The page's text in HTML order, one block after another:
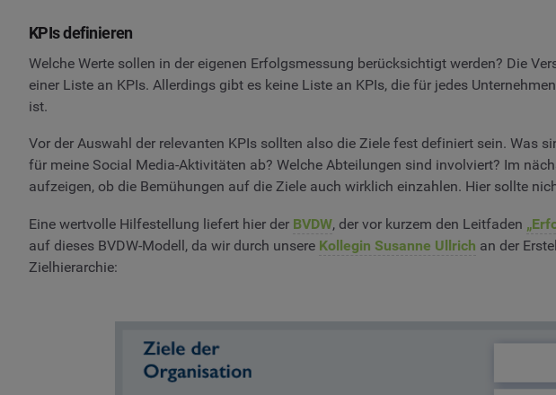
KPIs definieren
Welche Werte sollen in der eigenen Erfolgsmessung berücksichtigt werden? Die
einer Liste an KPIs. Allerdings gibt es keine Liste an KPIs, die für jedes
ist.
Vor der Auswahl der relevanten KPIs sollten also die Ziele fest definiert sein. Was
für meine Social Media-Aktivitäten ab? Welche Abteilungen sind involviert? Im
aufzeigen, ob die Bemühungen auf die Ziele auch wirklich einzahlen. Hier sollte
Eine wertvolle Hilfestellung liefert hier der BVDW, der vor kurzem den Leitfaden
auf dieses BVDW-Modell, da wir durch unsere Kollegin Susanne Ullrich an der
Zielhierarchie: